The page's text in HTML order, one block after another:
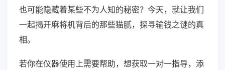
也可能隐藏着某些不为人知的秘密？今天，就让我们
一起揭开麻将机背后的那些猫腻，探寻输钱之谜的真
相。
若你在仪器使用上需要帮助，想获取一对一指导，添